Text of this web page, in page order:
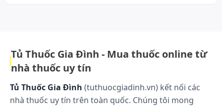
ảnh hưởng đến trẻ nhỏ. Thực phẩm bổ sung
không dùng để thay thế một chế độ ăn cân
bằng, đa dạng và lành mạnh. Sản phẩm này
không phải là thuốc và không có tác dụng thay
thế thuốc chữa bệnh. Đọc kỹ hướng dẫn sử
Tủ Thuốc Gia Đình - Mua thuốc online từ
nhà thuốc uy tín
Tủ Thuốc Gia Đình (tuthuocgiadinh.vn) kết nối các
nhà thuốc uy tín trên toàn quốc. Chúng tôi mong